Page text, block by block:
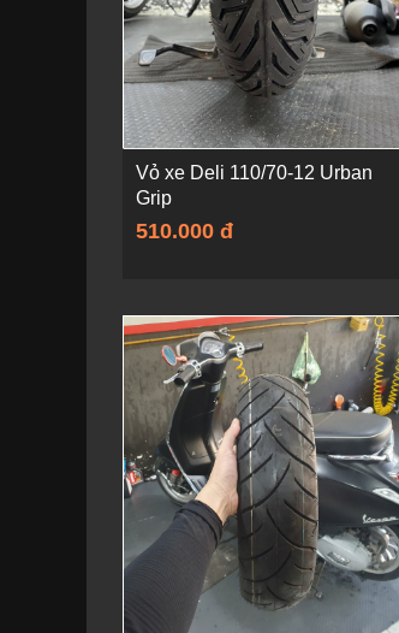
Vỏ xe Deli 110/70-12 Urban
Grip
510.000 đ